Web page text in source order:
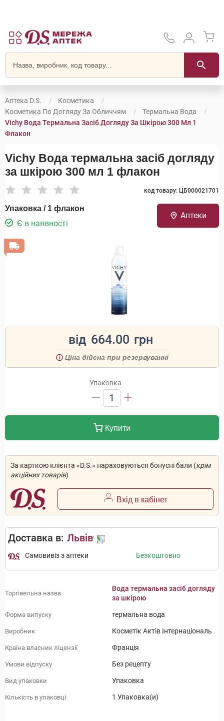
Аптека D.S.
Косметика
Косметика По Догляду За Обличчям
Термальна Вода
Vichy Вода Термальна Засіб Догляду За Шкірою 300 Мл 1
Флакон
Vichy Вода термальна засіб догляду
за шкірою 300 мл 1 флакон
код товару: ЦБ000021701
Упаковка / 1 флакон
Є в наявності
Аптеки
від 664.00 грн
Ціна дійсна при резервуванні
Упаковка
1
Купити
За карткою клієнта «D.S.» нараховуються бонусні бали (крім
акційних товарів)
Вхід в кабінет
Доставка в: Львів
Самовивіз з аптеки Безкоштовно
Торгівельна назва
Вода термальна засіб догляду
за шкірою
Форма випуску термальна вода
Виробник Косметік Актів Інтернаціональ
Країна власник ліцензії Франція
Умови відпуску Без рецепту
Вид упаковки Упаковка
Кількість в упаковці 1 Упаковка(и)